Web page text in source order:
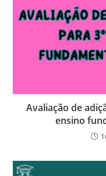
Avaliação de
ensino